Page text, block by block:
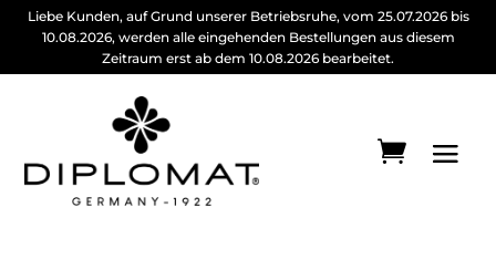
Liebe Kunden, auf Grund unserer Betriebsruhe, vom 25.07.2026 bis
10.08.2026, werden alle eingehenden Bestellungen aus diesem
Zeitraum erst ab dem 10.08.2026 bearbeitet.